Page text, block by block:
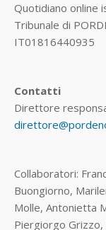
Quotidiano online
Tribunale di
IT01816440935
Contatti
Direttore
Collaboratori:
Buongiorno,
Molle, Antonietta
Piergiorgo Grizzo,